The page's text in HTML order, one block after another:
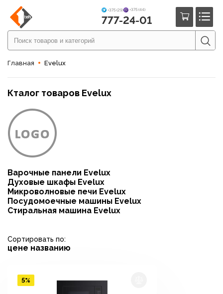
+375 (29) +375 (44)
777-24-01
Главная Evelux
Кталог товаров Evelux
Варочные панели Evelux
Духовые шкафы Evelux
Микроволновые печи Evelux
Посудомоечные машины Evelux
Стиральная машина Evelux
Сортировать по:
цене названию
5%